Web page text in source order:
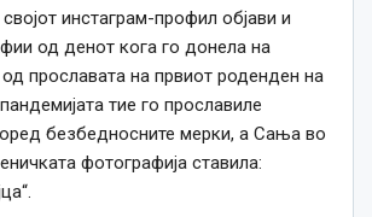
инстаграм-профил објави и
од денот кога го донела на
прославата на првиот роденден на
тие го прославиле
безбедносните мерки, а Сања во
фотографија ставила: